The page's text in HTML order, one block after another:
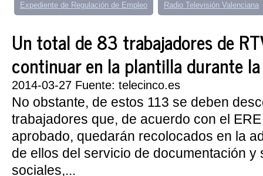
Expediente de Regulación de Empleo Radio Televisión Valenciana
Un total de 83 trabajadores de
continuar en la plantilla durante
2014-03-27 Fuente: telecinco.es
No obstante, de estos 113 se deben
trabajadores que, de acuerdo con el
aprobado, quedarán recolocados en la
de ellos del servicio de documentación y
sociales,...